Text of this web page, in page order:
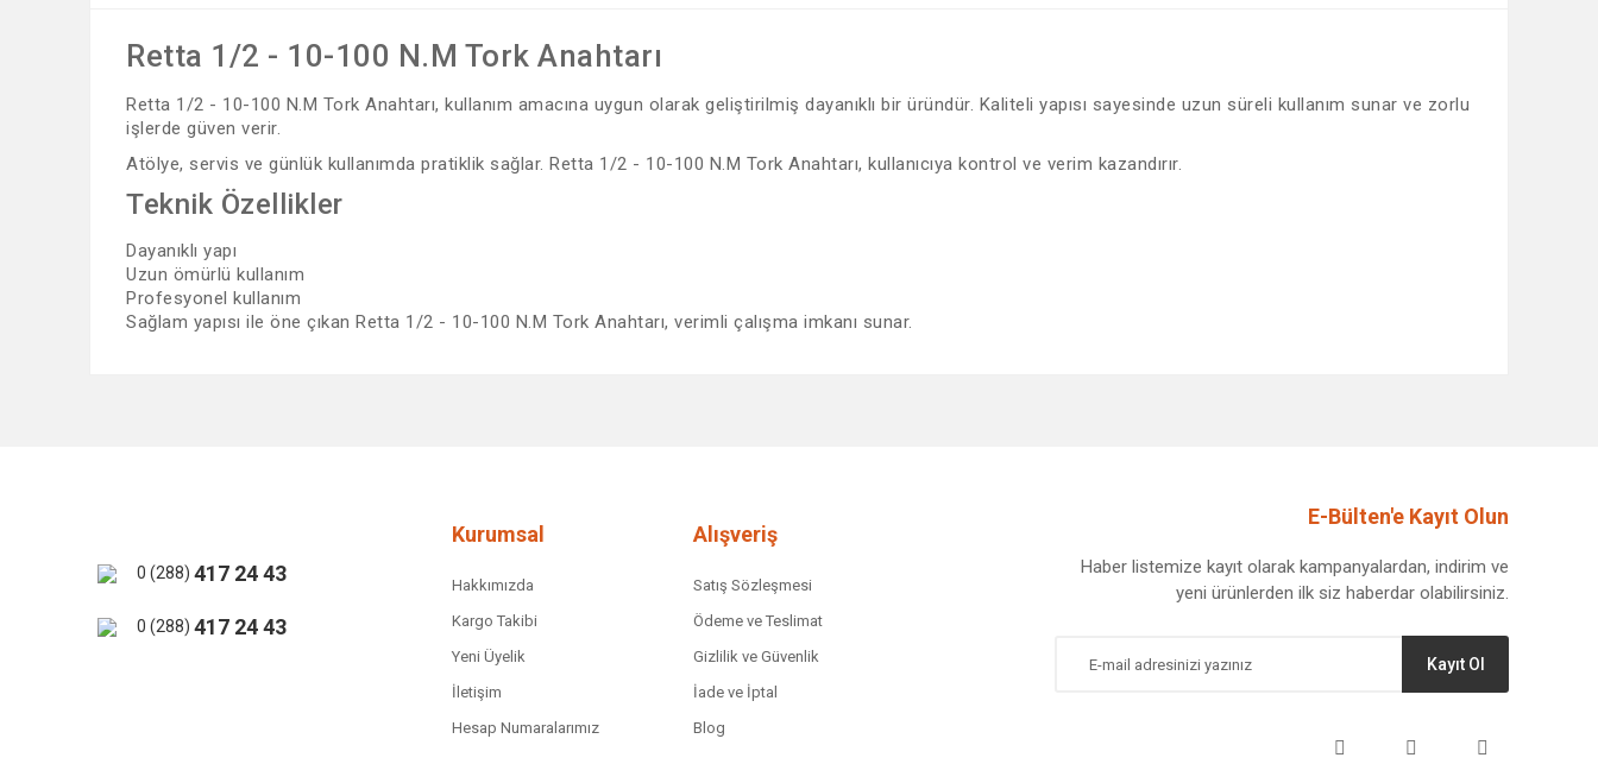
Retta 1/2 - 10-100 N.M Tork Anahtarı
Retta 1/2 - 10-100 N.M Tork Anahtarı, kullanım amacına uygun olarak geliştirilmiş dayanıklı bir üründür. Kaliteli yapısı sayesinde uzun süreli kullanım sunar ve zorlu
işlerde güven verir.
Atölye, servis ve günlük kullanımda pratiklik sağlar. Retta 1/2 - 10-100 N.M Tork Anahtarı, kullanıcıya kontrol ve verim kazandırır.
Teknik Özellikler
Dayanıklı yapı
Uzun ömürlü kullanım
Profesyonel kullanım
Sağlam yapısı ile öne çıkan Retta 1/2 - 10-100 N.M Tork Anahtarı, verimli çalışma imkanı sunar.
Bu ürüne benzer farklı alternatifler olmalı.
0 (288) 417 24 43
0 (288) 417 24 43
Kurumsal
Hakkımızda
Kargo Takibi
Yeni Üyelik
İletişim
Hesap Numaralarımız
Alışveriş
Satış Sözleşmesi
Ödeme ve Teslimat
Gizlilik ve Güvenlik
İade ve İptal
Blog
E-Bülten'e Kayıt Olun
Haber listemize kayıt olarak kampanyalardan, indirim ve
yeni ürünlerden ilk siz haberdar olabilirsiniz.
Kayıt Ol